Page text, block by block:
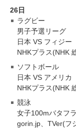
26日
ラグビー
男子予選リーグ
日本 VS フィジー
NHKプラス(NHK
ソフトボール
日本 VS アメリカ
NHKプラス(NHK
競泳
女子100mバタフ
gorin.jp、TVer(